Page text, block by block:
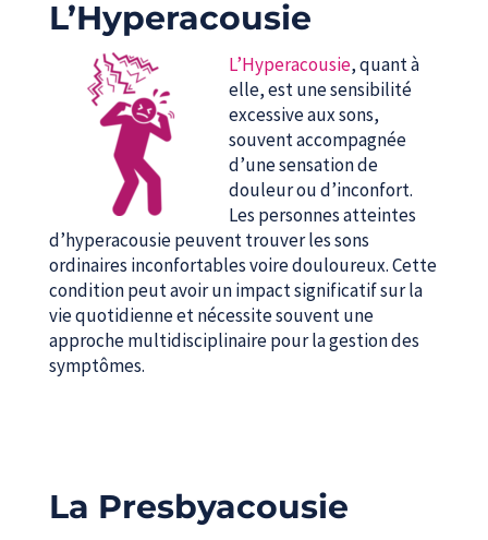
L’Hyperacousie
L’Hyperacousie, quant à
elle, est une sensibilité
excessive aux sons,
souvent accompagnée
d’une sensation de
douleur ou d’inconfort.
Les personnes atteintes
d’hyperacousie peuvent trouver les sons
ordinaires inconfortables voire douloureux. Cette
condition peut avoir un impact significatif sur la
vie quotidienne et nécessite souvent une
approche multidisciplinaire pour la gestion des
symptômes.
La Presbyacousie